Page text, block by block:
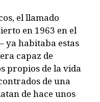
el llamado
en 1963 en el
ya habitaba estas
capaz de
propios de la vida
de una
de hace unos